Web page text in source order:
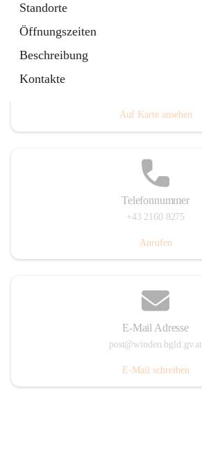
Standorte
Öffnungszeiten
Beschreibung
Kontakte
Auf Karte ansehen
Telefonnummer
+43 2160 8275
Anrufen
E-Mail Adresse
post@winden.bgld.gv.at
E-Mail schreiben